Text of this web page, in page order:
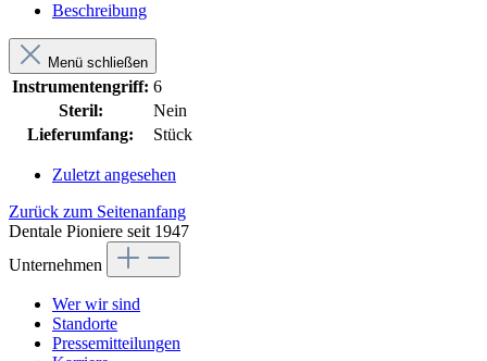
Beschreibung
Menü schließen
Instrumentengriff: 6
Steril:
Nein
Lieferumfang:
Stück
Zuletzt angesehen
Zurück zum Seitenanfang
Dentale Pioniere seit 1947
Unternehmen
Wer wir sind
Standorte
Pressemitteilungen